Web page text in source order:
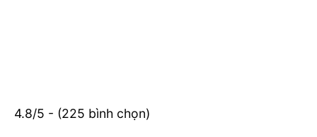
4.8/5 - (225 bình chọn)